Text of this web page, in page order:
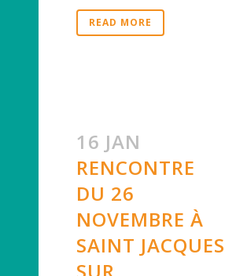
READ MORE
16 JAN
RENCONTRE
DU 26
NOVEMBRE À
SAINT JACQUES